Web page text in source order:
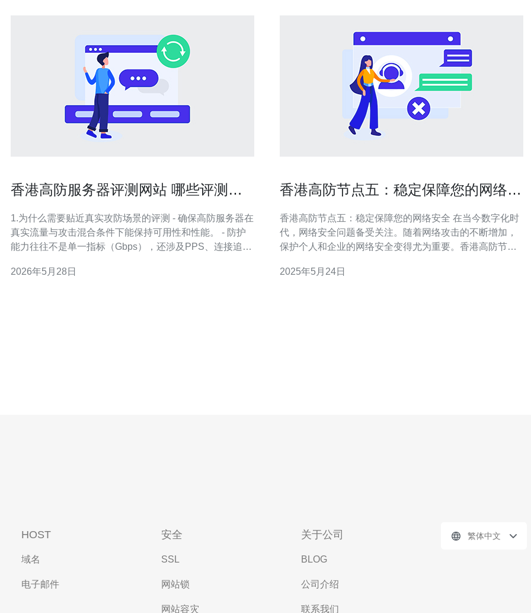
香港高防服务器评测网站 哪些评测方
1.为什么需要贴近真实攻防场景的评测 - 确保高防服务器在
真实流量与攻击混合条件下能保持可用性和性能。 - 防护
能力往往不是单一指标（Gbps），还涉及PPS、连接追
换、DNS/域名解析与CDN协同能力，而非单纯带宽峰值。
2026年5月28日
香港高防节点五：稳定保障您的网络安
香港高防节点五：稳定保障您的网络安全 在当今数字化时
代，网络安全问题备受关注。随着网络攻击的不断增加，
保护个人和企业的网络安全变得尤为重要。香港高防节点
网络连接，保障您的网络安全。 香港高防节点五拥有强大
2025年5月24日
HOST
域名
电子邮件
安全
SSL
网站锁
网站容灾
关于公司
BLOG
公司介绍
联系我们
繁体中文